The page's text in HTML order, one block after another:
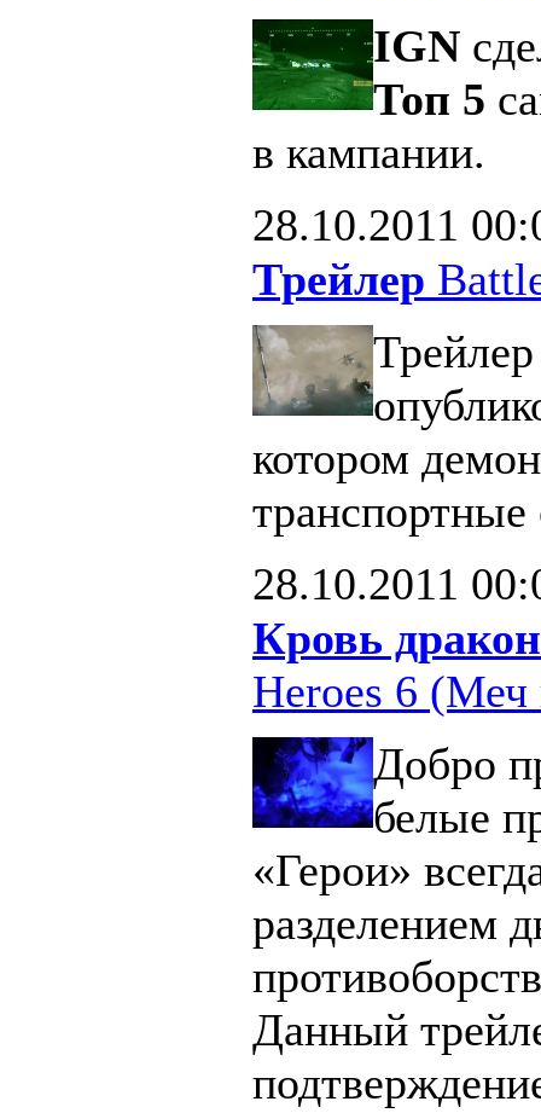
IGN
Топ 5
в кампании.
28.10.2011
Трейлер
котором
транспортные
28.10.2011
Кровь
Heroes 6 (Меч
Добро
белые
«Герои»
разделением
Данный